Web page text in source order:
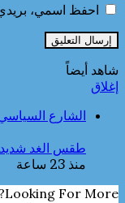
احفظ اسمي، بريدي
شاهد أيضاً
إغلاق
الشارع
طقس الغد شديد
منذ 23 ساعة
Looking For More?